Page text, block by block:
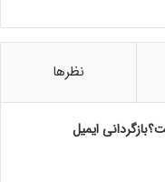
نظرها
ایمیل